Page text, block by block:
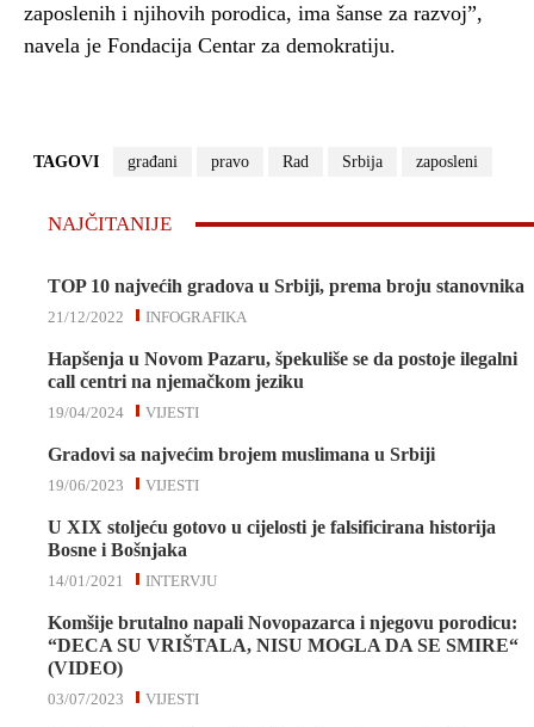
zaposlenih i njihovih porodica, ima šanse za razvoj”,
navela je Fondacija Centar za demokratiju.
TAGOVI građani pravo Rad Srbija zaposleni
NAJČITANIJE
TOP 10 najvećih gradova u Srbiji, prema broju stanovnika
INFOGRAFIKA
21/12/2022
Hapšenja u Novom Pazaru, špekuliše se da postoje ilegalni
call centri na njemačkom jeziku
VIJESTI
19/04/2024
Gradovi sa najvećim brojem muslimana u Srbiji
VIJESTI
19/06/2023
U XIX stoljeću gotovo u cijelosti je falsificirana historija
Bosne i Bošnjaka
INTERVJU
14/01/2021
Komšije brutalno napali Novopazarca i njegovu porodicu:
“DECA SU VRIŠTALA, NISU MOGLA DA SE SMIRE“
(VIDEO)
VIJESTI
03/07/2023